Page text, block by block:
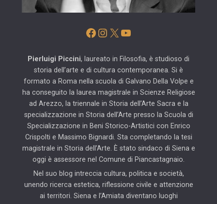
Facebook
Instagram
X YouTube
Pierluigi Piccini, laureato in Filosofia, è studioso di
storia dell’arte e di cultura contemporanea. Si è
formato a Roma nella scuola di Galvano Della Volpe e
ha conseguito la laurea magistrale in Scienze Religiose
ad Arezzo, la triennale in Storia dell’Arte Sacra e la
specializzazione in Storia dell’Arte presso la Scuola di
Specializzazione in Beni Storico-Artistici con Enrico
Crispolti e Massimo Bignardi. Sta completando la tesi
magistrale in Storia dell’Arte. È stato sindaco di Siena e
oggi è assessore nel Comune di Piancastagnaio.
Nel suo blog intreccia cultura, politica e società,
unendo ricerca estetica, riflessione civile e attenzione
ai territori. Siena e l’Amiata diventano luoghi